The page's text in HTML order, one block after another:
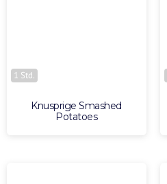
1 Std.
Knusprige Smashed
Potatoes